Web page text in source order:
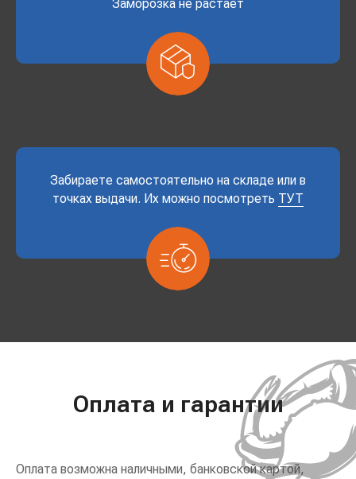
Заморозка не растает
Забираете самостоятельно на складе или в
точках выдачи. Их можно посмотреть ТУТ
Оплата и гарантии
Оплата возможна наличными, банковской картой,